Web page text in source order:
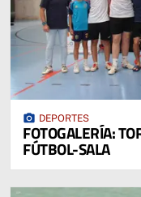
photo_camera DEPORTES
FOTOGALERÍA:
FÚTBOL-SALA